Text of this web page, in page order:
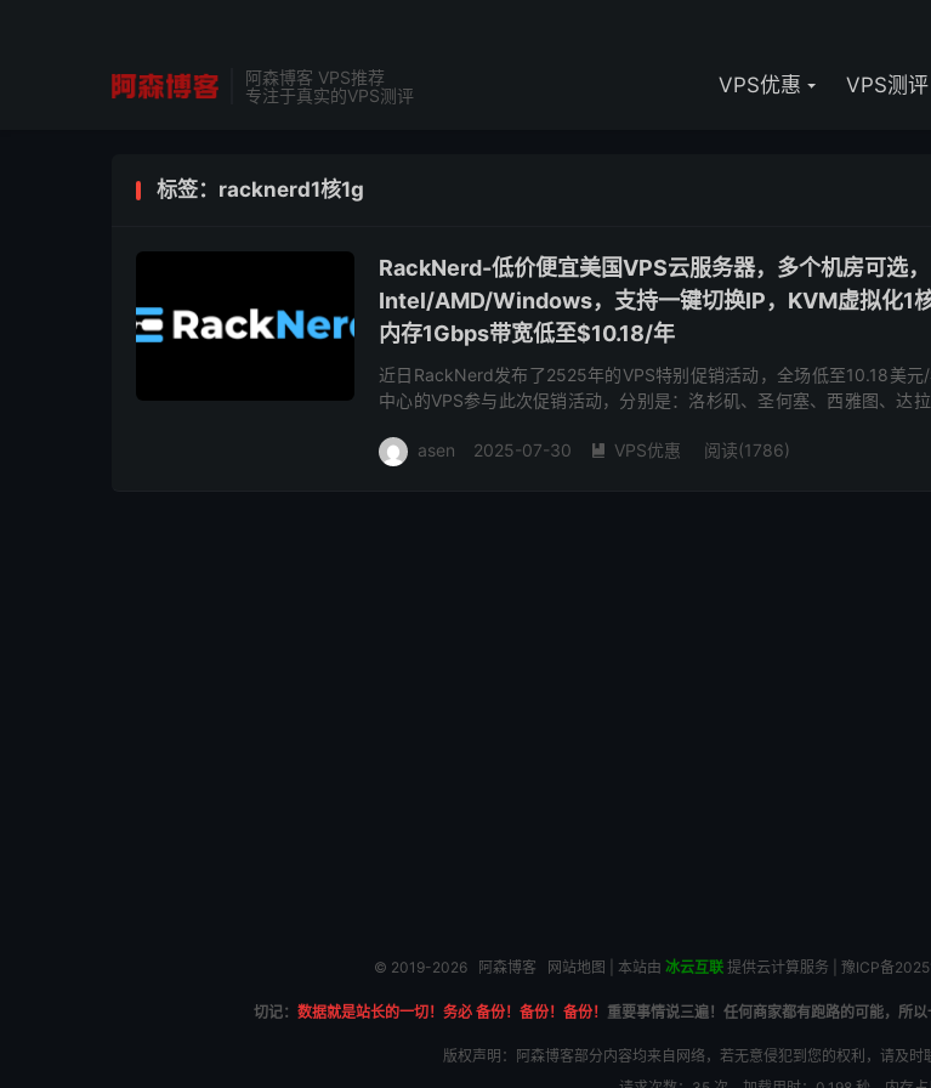
阿森博客 VPS推荐
专注于真实的VPS测评
VPS优惠 VPS测评
标签：racknerd1核1g
RackNerd-低价便宜美国VPS云服务器，多个机房可选，
Intel/AMD/Windows，支持一键切换IP，KVM虚拟化1
内存1Gbps带宽低至$10.18/年
近日RackNerd发布了2525年的VPS特别促销活动，全场低至10.18美元
中心的VPS参与此次促销活动，分别是：洛杉矶、圣何塞、西雅图、达
asen 2025-07-30  VPS优惠 阅读(1786)
© 2019-2026 阿森博客 网站地图 | 本站由 冰云互联 提供云计算服务 | 豫ICP备
切记： 数据就是站长的一切！务必 备份！备份！备份！ 重要事情说三遍！任何商家都有跑路的可能，所
版权声明：阿森博客部分内容均来自网络，若无意侵犯到您的权利，请及时